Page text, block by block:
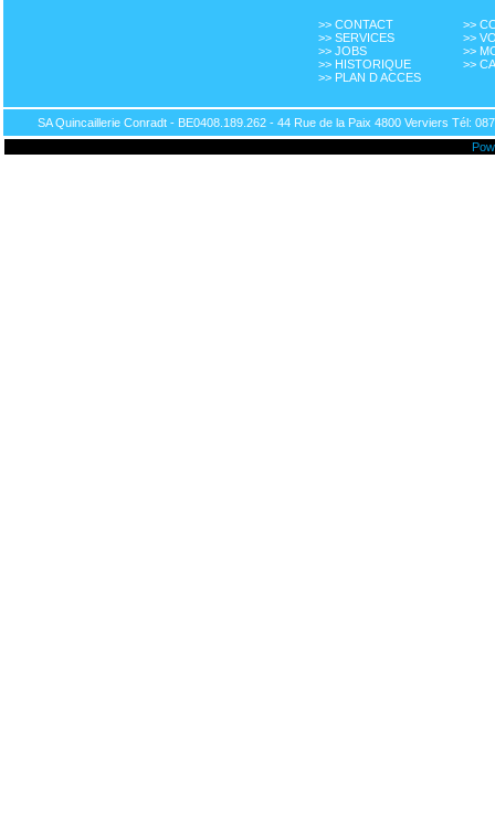
>> CONTACT
>> SERVICES
>> JOBS
>> HISTORIQUE
>> PLAN D ACCES
>>
>>
>>
>>
SA Quincaillerie Conradt - BE0408.189.262 - 44 Rue de la Paix 4800 Verviers Tél: